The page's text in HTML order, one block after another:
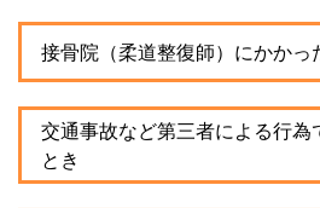
接骨院（柔道整復師）にかかっ
交通事故など第三者による行為
とき